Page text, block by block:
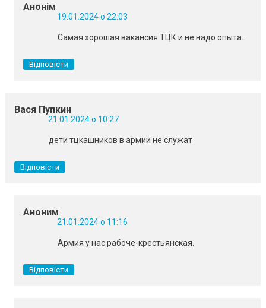
Анонім
19.01.2024 о 22:03
Самая хорошая вакансия ТЦК и не надо опыта.
Відповісти
Вася Пупкин
21.01.2024 о 10:27
дети тцкашников в армии не служат
Відповісти
Аноним
21.01.2024 о 11:16
Армия у нас рабоче-крестьянская.
Відповісти